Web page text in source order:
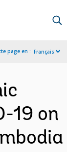
page en : Français
19 on